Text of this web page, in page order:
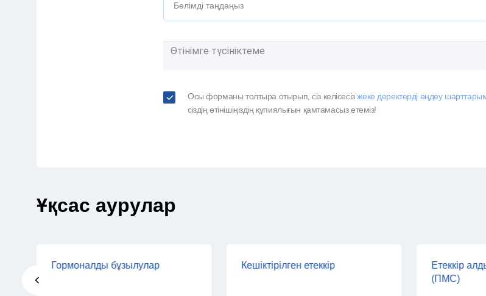
Бөлімді таңдаңыз
Осы форманы толтыра отырып, сіз келісесізжеке деректерді өңдеу
сіздің өтінішіңіздің құпиялығын қамтамасыз етеміз!
Ұқсас аурулар
Гормоналды бұзылулар Кешіктірілген етеккір
Етеккір
(ПМС)